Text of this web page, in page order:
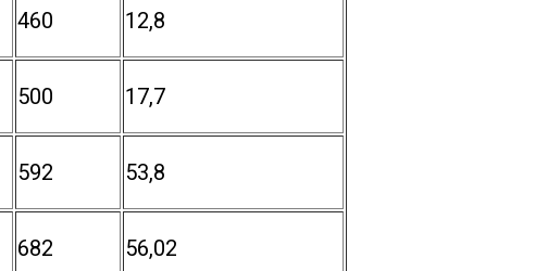
460 12,8
500 17,7
592 53,8
682 56,02